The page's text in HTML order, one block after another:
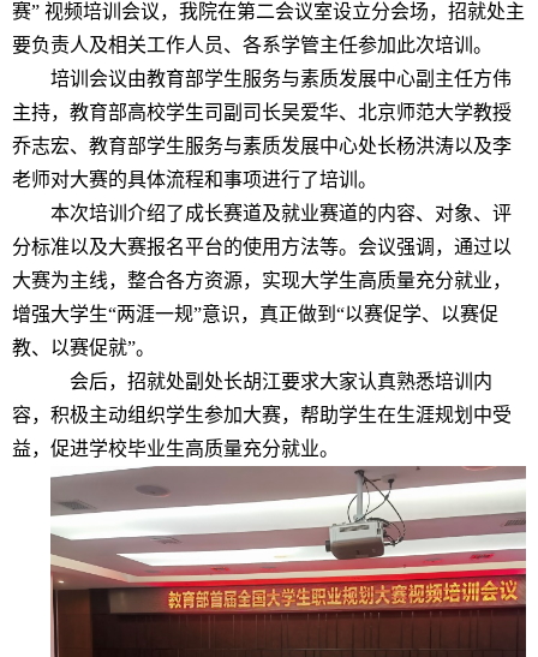
赛” 视频培训会议，我院在第二会议室设立分会场，招就处主
要负责人及相关工作人员、各系学管主任参加此次培训。
培训会议由教育部学生服务与素质发展中心副主任方伟
主持，教育部高校学生司副司长吴爱华、北京师范大学教授
乔志宏、教育部学生服务与素质发展中心处长杨洪涛以及李
老师对大赛的具体流程和事项进行了培训。
本次培训介绍了成长赛道及就业赛道的内容、对象、评
分标准以及大赛报名平台的使用方法等。会议强调，通过以
大赛为主线， 整合各方资源， 实现大学生高质量充分就业，
增强大学生“两涯一规”意识，真正做到“以赛促学、以赛促
教、以赛促就”。
会后，招就处副处长胡江要求大家认真熟悉培训内
容，积极主动组织学生参加大赛，帮助学生在生涯规划中受
益，促进学校毕业生高质量充分就业。